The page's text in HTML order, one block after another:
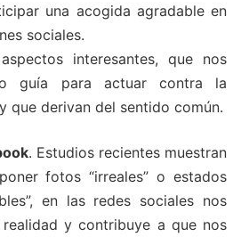
una acogida agradable en
sociales.
interesantes, que nos
guía para actuar contra la
que derivan del sentido común.
. Estudios recientes muestran
fotos “irreales” o estados
en las redes sociales nos
y contribuye a que nos